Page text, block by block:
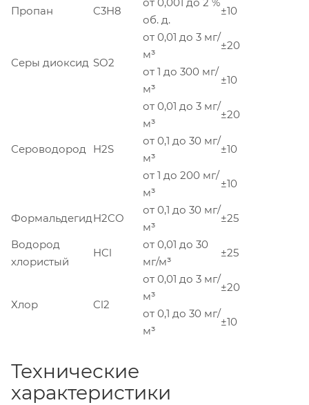
Пропан C3H8
об. д.
±10
Серы диоксид SO2
от 0,01 до 3 мг/
м³
±20
от 1 до 300 мг/
м³
±10
Сероводород H2S
от 0,01 до 3 мг/
м³
±20
от 0,1 до 30 мг/
м³
±10
от 1 до 200 мг/
м³
±10
ФормальдегидH2CO
от 0,1 до 30 мг/
м³
±25
Водород
хлористый
HCl
от 0,01 до 30
мг/м³
±25
Хлор Cl2
от 0,01 до 3 мг/
м³
±20
от 0,1 до 30 мг/
м³
±10
Технические
характеристики